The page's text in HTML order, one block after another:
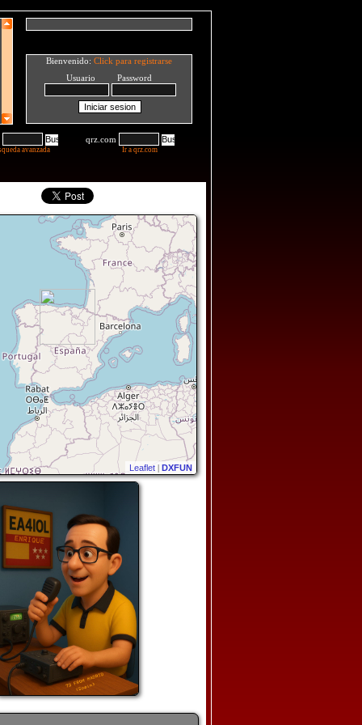
Bienvenido: Click para registrarse
Usuario Password
avanzada
qrz.com
Ir a qrz.com
Leaflet | DXFUN